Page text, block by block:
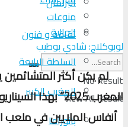
منوعات
ثقافة و فنون
No Result
View All Result
الجالية
السلطة الرابعة
المغرب الكبير
بانوراما
لوبوكلاج: شادي بوطيب
لم يكن أكثر
المغرب 2025”
أنفاس الملايين في ملعب